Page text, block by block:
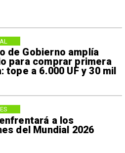
de Gobierno amplía
para comprar primera
tope a 6.000 UF y 30 mil
a los
del Mundial 2026